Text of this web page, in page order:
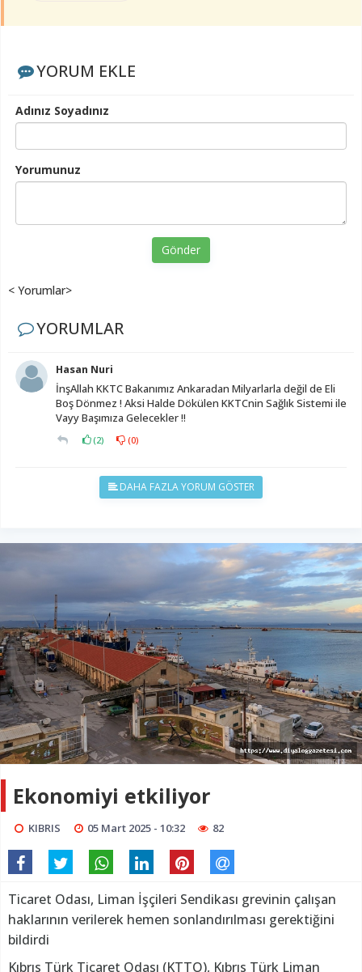
YORUM EKLE
Adınız Soyadınız
Yorumunuz
Gönder
< Yorumlar>
YORUMLAR
Hasan Nuri
İnşAllah KKTC Bakanımız Ankaradan Milyarlarla değil de Eli
Boş Dönmez ! Aksi Halde Dökülen KKTCnin Sağlık Sistemi ile
Vayy Başımıza Gelecekler !!
(2) (0)
DAHA FAZLA YORUM GÖSTER
Ekonomiyi etkiliyor
KIBRIS 05 Mart 2025 - 10:32 82
Ticaret Odası, Liman İşçileri Sendikası grevinin çalışan
haklarının verilerek hemen sonlandırılması gerektiğini
bildirdi
Kıbrıs Türk Ticaret Odası (KTTO), Kıbrıs Türk Liman